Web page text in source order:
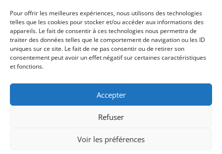
Pour offrir les meilleures expériences, nous utilisons des technologies
telles que les cookies pour stocker et/ou accéder aux informations des
appareils. Le fait de consentir à ces technologies nous permettra de
traiter des données telles que le comportement de navigation ou les ID
uniques sur ce site. Le fait de ne pas consentir ou de retirer son
consentement peut avoir un effet négatif sur certaines caractéristiques
et fonctions.
Accepter
Refuser
Voir les préférences
(FEADER) : L’Europe investit dans les zones rurales
© GAL Jesuishesbignon.be